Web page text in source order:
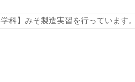
学科】みそ製造実習を行っています。